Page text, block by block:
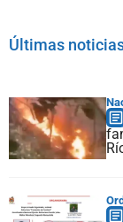
Últimas